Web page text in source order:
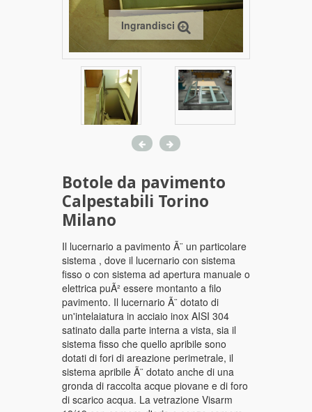
Ingrandisci
Botole da pavimento
Calpestabili Torino
Milano
Il lucernario a pavimento Ã¨ un particolare
sistema , dove il lucernario con sistema
fisso o con sistema ad apertura manuale o
elettrica puÃ² essere montanto a filo
pavimento. Il lucernario Ã¨ dotato di
un'intelaiatura in acciaio inox AISI 304
satinato dalla parte interna a vista, sia il
sistema fisso che quello apribile sono
dotati di fori di areazione perimetrale, il
sistema apribile Ã¨ dotato anche di una
gronda di raccolta acque piovane e di foro
di scarico acqua. La vetrazione Visarm